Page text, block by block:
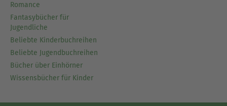
Romance
Fantasybücher für
Jugendliche
Beliebte Kinderbuchreihen
Beliebte Jugendbuchreihen
Bücher über Einhörner
Wissensbücher für Kinder